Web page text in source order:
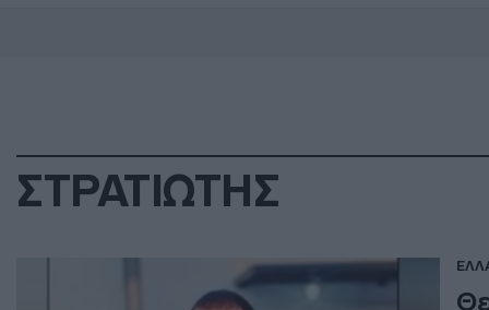
ΣΤΡΑΤΙΩΤΗΣ